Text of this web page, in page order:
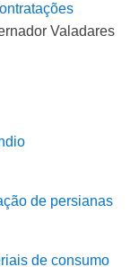
Valadares
de persianas
de consumo